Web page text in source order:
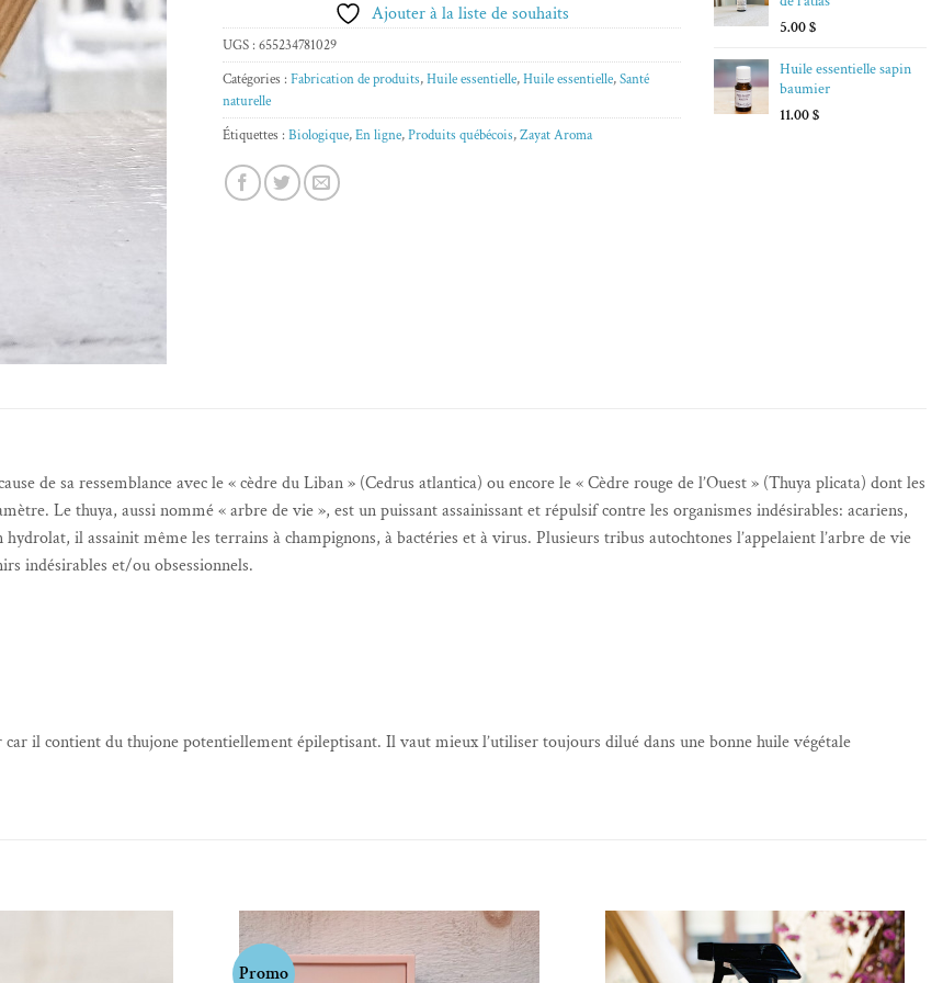
Ajouter à la liste de souhaits
UGS : 655234781029
Catégories : Fabrication de produits,Huile essentielle,Huile essentielle,Santé
naturelle
Étiquettes : Biologique,En ligne,Produits québécois,Zayat Aroma
5.00$
Huile essentielle sapin
baumier
11.00$
de sa ressemblance avec le « cèdre du Liban » (Cedrus atlantica) ou encore le « Cèdre rouge de l’Ouest » (Thuya plicata) dont les
Le thuya, aussi nommé « arbre de vie », est un puissant assainissant et répulsif contre les organismes indésirables: acariens,
il assainit même les terrains à champignons, à bactéries et à virus. Plusieurs tribus autochtones l’appelaient l’arbre de vie
indésirables et/ou obsessionnels.
il contient du thujone potentiellement épileptisant. Il vaut mieux l’utiliser toujours dilué dans une bonne huile végétale
Promo Ajouter à la liste de souhaits Ajouter à la liste de souhaits